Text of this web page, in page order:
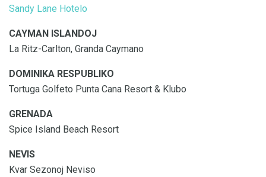
Sandy Lane Hotelo
CAYMAN ISLANDOJ
La Ritz-Carlton, Granda Caymano
DOMINIKA RESPUBLIKO
Tortuga Golfeto Punta Cana Resort & Klubo
GRENADA
Spice Island Beach Resort
NEVIS
Kvar Sezonoj Neviso